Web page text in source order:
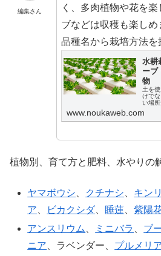
編集さん
く、多肉植物や花を
ブなどは収穫も楽しめ
品種名から栽培方法を
水耕
ーブ
物
土を
けで
い場所
観葉
こと
www.noukaweb.com
植物別、育て方と肥料、水やりの
ヤマボウシ クチナシ キン
ア
ビカクシダ、 睡蓮 、紫陽
アンスリウム
ミニバラ ブ
ニア 、ラベンダー、 プルメリ